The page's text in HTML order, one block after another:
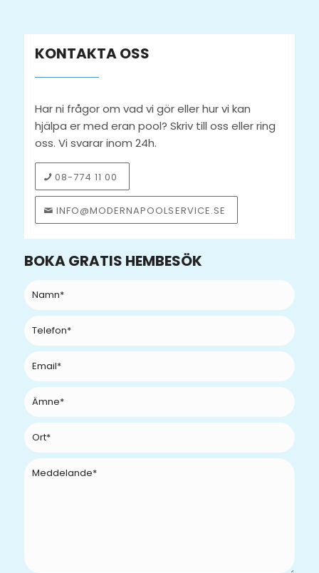
KONTAKTA OSS
Har ni frågor om vad vi gör eller hur vi kan
hjälpa er med eran pool? Skriv till oss eller ring
oss. Vi svarar inom 24h.
08-774 11 00
INFO@MODERNAPOOLSERVICE.SE
BOKA GRATIS HEMBESÖK